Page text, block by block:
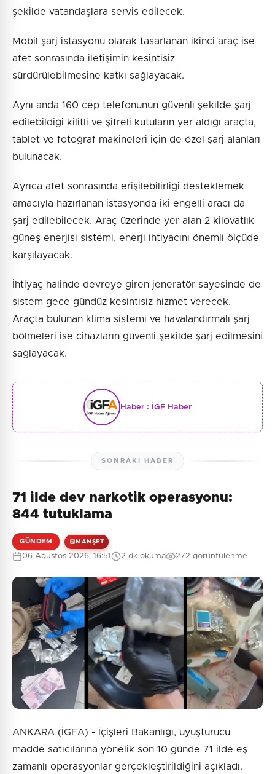
şekilde vatandaşlara servis edilecek.
Mobil şarj istasyonu olarak tasarlanan ikinci araç ise
afet sonrasında iletişimin kesintisiz
sürdürülebilmesine katkı sağlayacak.
Aynı anda 160 cep telefonunun güvenli şekilde şarj
edilebildiği kilitli ve şifreli kutuların yer aldığı araçta,
tablet ve fotoğraf makineleri için de özel şarj alanları
bulunacak.
Ayrıca afet sonrasında erişilebilirliği desteklemek
amacıyla hazırlanan istasyonda iki engelli aracı da
şarj edilebilecek. Araç üzerinde yer alan 2 kilovatlık
güneş enerjisi sistemi, enerji ihtiyacını önemli ölçüde
karşılayacak.
İhtiyaç halinde devreye giren jeneratör sayesinde de
sistem gece gündüz kesintisiz hizmet verecek.
Araçta bulunan klima sistemi ve havalandırmalı şarj
bölmeleri ise cihazların güvenli şekilde şarj edilmesini
sağlayacak.
Haber : İGF Haber
SONRAKI HABER
71 ilde dev narkotik operasyonu:
844 tutuklama
GÜNDEM MANŞET
06 Ağustos 2026, 16:51 2 dk okuma 272 görüntülenme
ANKARA (İGFA) - İçişleri Bakanlığı, uyuşturucu
madde satıcılarına yönelik son 10 günde 71 ilde eş
zamanlı operasyonlar gerçekleştirildiğini açıkladı.